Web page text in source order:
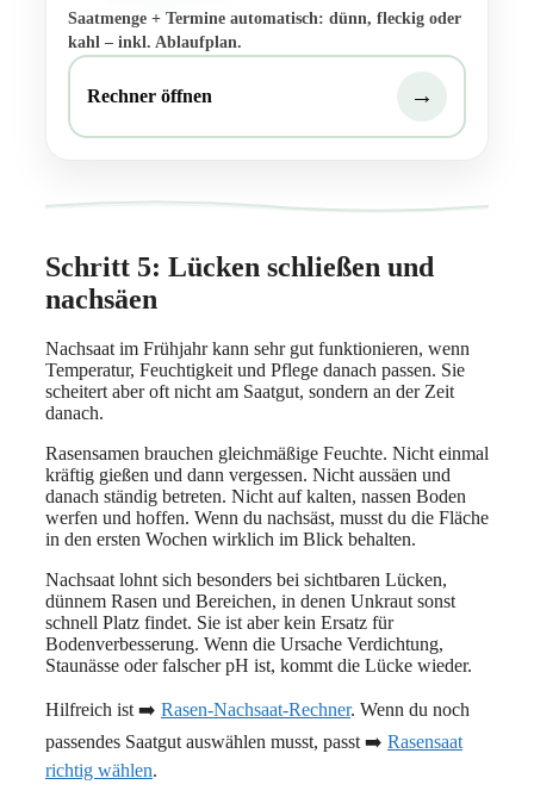
Saatmenge + Termine automatisch: dünn, fleckig oder
kahl – inkl. Ablaufplan.
Rechner öffnen →
Schritt 5: Lücken schließen und
nachsäen
Nachsaat im Frühjahr kann sehr gut funktionieren, wenn
Temperatur, Feuchtigkeit und Pflege danach passen. Sie
scheitert aber oft nicht am Saatgut, sondern an der Zeit
danach.
Rasensamen brauchen gleichmäßige Feuchte. Nicht einmal
kräftig gießen und dann vergessen. Nicht aussäen und
danach ständig betreten. Nicht auf kalten, nassen Boden
werfen und hoffen. Wenn du nachsäst, musst du die Fläche
in den ersten Wochen wirklich im Blick behalten.
Nachsaat lohnt sich besonders bei sichtbaren Lücken,
dünnem Rasen und Bereichen, in denen Unkraut sonst
schnell Platz findet. Sie ist aber kein Ersatz für
Bodenverbesserung. Wenn die Ursache Verdichtung,
Staunässe oder falscher pH ist, kommt die Lücke wieder.
Hilfreich ist ➡️ Rasen-Nachsaat-Rechner. Wenn du noch
passendes Saatgut auswählen musst, passt ➡️ Rasensaat
richtig wählen.